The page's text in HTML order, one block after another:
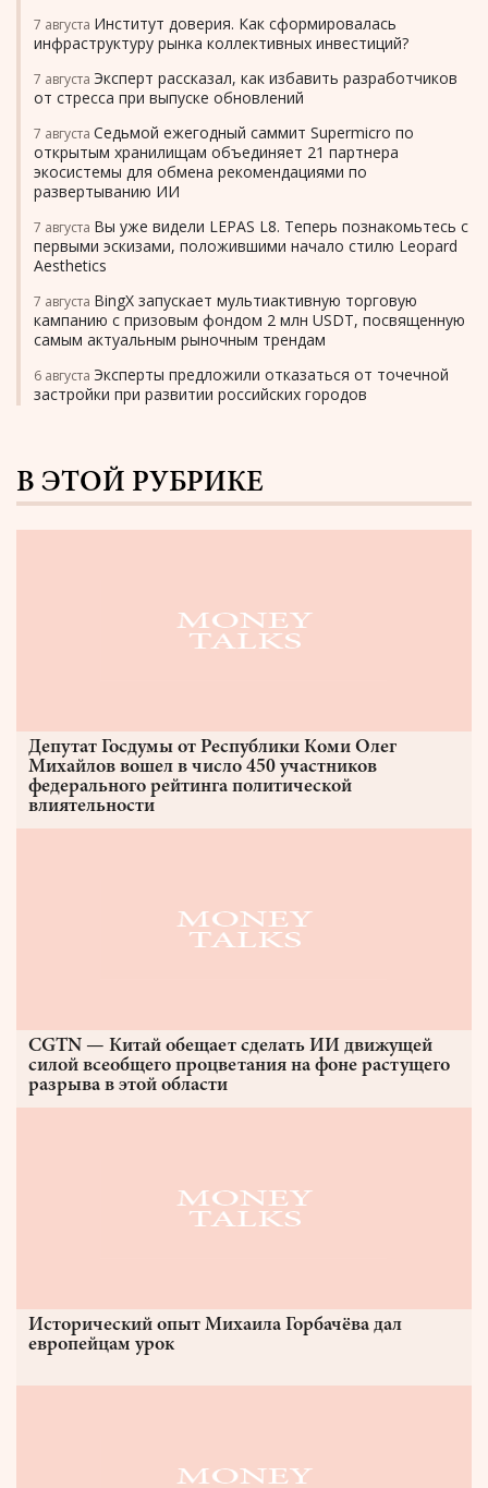
7 августа Институт доверия. Как сформировалась
инфраструктуру рынка коллективных инвестиций?
7 августа Эксперт рассказал, как избавить разработчиков
от стресса при выпуске обновлений
7 августа Седьмой ежегодный саммит Supermicro по
открытым хранилищам объединяет 21 партнера
экосистемы для обмена рекомендациями по
развертыванию ИИ
7 августа Вы уже видели LEPAS L8. Теперь познакомьтесь с
первыми эскизами, положившими начало стилю Leopard
Aesthetics
7 августа BingX запускает мультиактивную торговую
кампанию с призовым фондом 2 млн USDT, посвященную
самым актуальным рыночным трендам
6 августа Эксперты предложили отказаться от точечной
застройки при развитии российских городов
В ЭТОЙ РУБРИКЕ
Депутат Госдумы от Республики Коми Олег
Михайлов вошел в число 450 участников
федерального рейтинга политической
влиятельности
CGTN — Китай обещает сделать ИИ движущей
силой всеобщего процветания на фоне растущего
разрыва в этой области
Исторический опыт Михаила Горбачёва дал
европейцам урок